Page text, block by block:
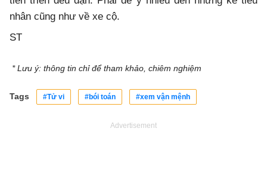
nhân cũng như về xe cộ.
ST
* Lưu ý: thông tin chỉ để tham khảo, chiêm nghiệm
Tags #Tử vi #bói toán #xem vận mệnh
Advertisement